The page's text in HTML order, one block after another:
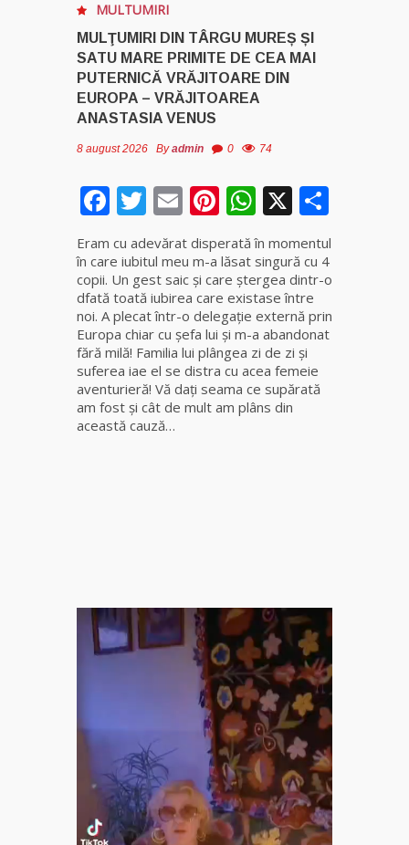
pentru
Venus are
cele mai
leacuri
Celebra
Rodica
Gheorghe,
fiică a
Mamei
Somerda
Cea mai
puternică
vrăjitoare
de magie
albă și
neagră
Vanessa
Clarvăzătoarea
Elena Natașa
MULTUMIRI
MULŢUMIRI DIN TÂRGU MUREȘ ȘI
SATU MARE PRIMITE DE CEA MAI
PUTERNICĂ VRĂJITOARE DIN
EUROPA – VRĂJITOAREA
ANASTASIA VENUS
8 august 2026 Byadmin 0 74
Facebook
Twitter
EmailPinterest
WhatsApp
X
Eram cu adevărat disperată în momentul
în care iubitul meu m-a lăsat singură cu 4
copii. Un gest saic și care ștergea dintr-o
dfată toată iubirea care existase între
noi. A plecat într-o delegaţie externă prin
Europa chiar cu şefa lui şi m-a abandonat
fără milă! Familia lui plângea zi de zi și
suferea iae el se distra cu acea femeie
aventurieră! Vă daţi seama ce supărată
am fost şi cât de mult am plâns din
această cauză…